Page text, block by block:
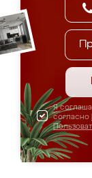
Я
согласно